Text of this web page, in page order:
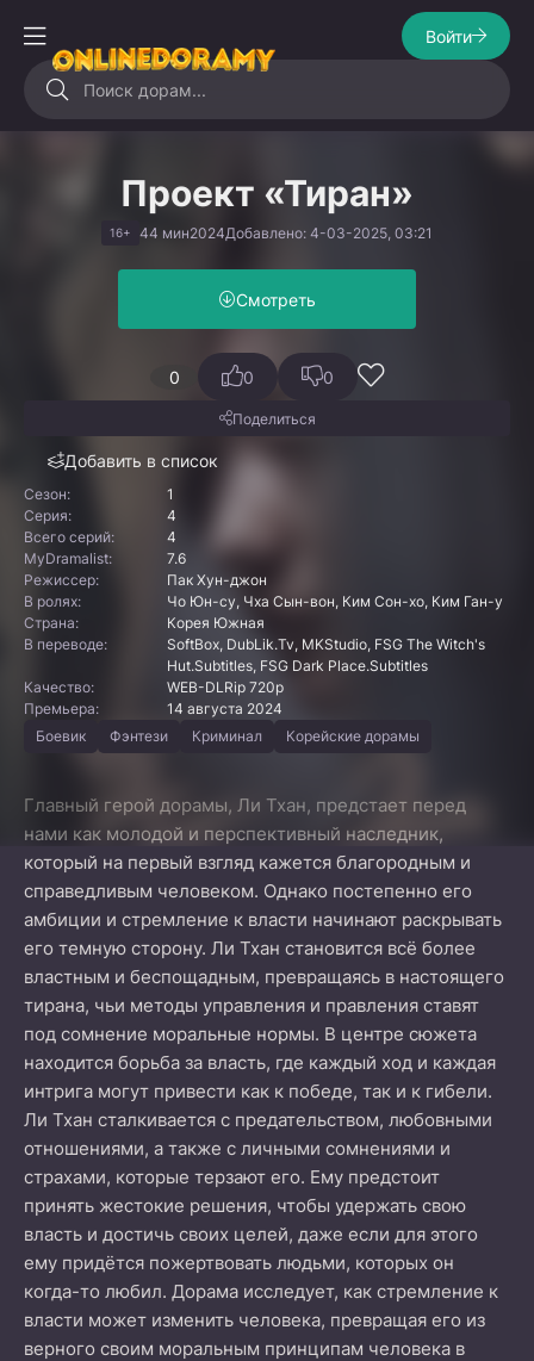
Войти
Проект «Тиран»
16+ 44 мин2024Добавлено: 4-03-2025, 03:21
Смотреть
0
Добавить в список
0 0
Поделиться
Сезон:
1
Серия:
4
Всего серий:
4
MyDramalist:
7.6
Режиссер:
Пак Хун-джон
В ролях:
Чо Юн-су, Чха Сын-вон, Ким Сон-хо, Ким Ган-у
Страна:
Корея Южная
В переводе:
SoftBox, DubLik.Tv, MKStudio, FSG The Witch's
Hut.Subtitles, FSG Dark Place.Subtitles
Качество:
WEB-DLRip 720p
Премьера:
14 августа 2024
Боевик
Фэнтези Криминал Корейские дорамы
Главный герой дорамы, Ли Тхан, предстает перед
нами как молодой и перспективный наследник,
который на первый взгляд кажется благородным и
справедливым человеком. Однако постепенно его
амбиции и стремление к власти начинают раскрывать
его темную сторону. Ли Тхан становится всё более
властным и беспощадным, превращаясь в настоящего
тирана, чьи методы управления и правления ставят
под сомнение моральные нормы. В центре сюжета
находится борьба за власть, где каждый ход и каждая
интрига могут привести как к победе, так и к гибели.
Ли Тхан сталкивается с предательством, любовными
отношениями, а также с личными сомнениями и
страхами, которые терзают его. Ему предстоит
принять жестокие решения, чтобы удержать свою
власть и достичь своих целей, даже если для этого
ему придётся пожертвовать людьми, которых он
когда-то любил. Дорама исследует, как стремление к
власти может изменить человека, превращая его из
верного своим моральным принципам человека в